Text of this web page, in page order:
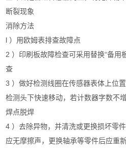
断裂现象
消除方法
l ）用欧姆表排查故障点
2 ）印刷板故障检查可采用替换“备用
查
3 ）做好检测线圈在传感器表体上位
检测头下快速移动，若计数器字数不
焊点脱焊
4 ）去除异物，并清洗或更换损坏零
应无摩擦声，更换轴承等零件后应重